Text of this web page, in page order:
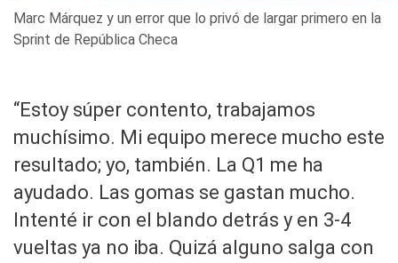
Marc Márquez y un error que lo privó de largar primero en la
Sprint de República Checa
“Estoy súper contento, trabajamos
muchísimo. Mi equipo merece mucho este
resultado; yo, también. La Q1 me ha
ayudado. Las gomas se gastan mucho.
Intenté ir con el blando detrás y en 3-4
vueltas ya no iba. Quizá alguno salga con